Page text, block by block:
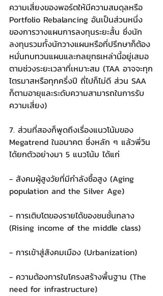
ความเสี่ยงของพอร์ตให้มีความสมดุลหรือ
Portfolio Rebalancing อันเป็นส่วนหนึ่ง
ของการวางแผนการลงทุนระยะสั้น ซึ่งนัก
ลงทุนรวมทั้งนักวางแผนหรือที่ปรึกษาก็ต้อง
หมั่นทบทวนแผนและกลยุทธเหล่านี้อยู่เสมอ
ตามช่วงระยะเวลาที่เหมาะสม (TAA อาจจะทุก
ไตรมาสหรือทุกครึ่งปี ถี่ไปก็ไม่ดี ส่วน SAA
ก็ตามอายุและระดับความสามารถในการรับ
ความเสี่ยง)
7. ส่วนที่สองก็พูดถึงเรื่องแนวโน้มของ
Megatrend ในอนาคต ซึ่งหลัก ๆ แล้วพี่วิน
ได้ยกตัวอย่างมา 5 แนวโน้ม ได้แก่
- สังคมผู้สูงวัยที่มีกำลังซื้อสูง (Aging
population and the Silver Age)
- การเติบโตของรายได้ของชนชั้นกลาง
(Rising income of the middle class)
- การเข้าสู่สังคมเมือง (Urbanization)
- ความต้องการในโครงสร้างพื้นฐาน (The
need for infrastructure)